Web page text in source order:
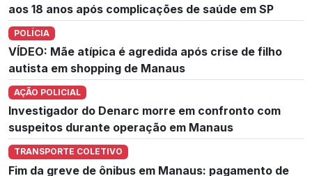
aos 18 anos após complicações de saúde em SP
POLÍCIA
VÍDEO: Mãe atípica é agredida após crise de filho
autista em shopping de Manaus
AÇÃO POLICIAL
Investigador do Denarc morre em confronto com
suspeitos durante operação em Manaus
TRANSPORTE COLETIVO
Fim da greve de ônibus em Manaus: pagamento de